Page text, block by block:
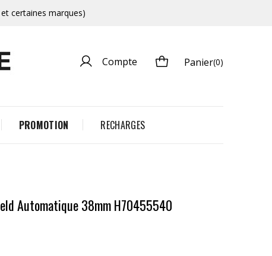
certaines marques)
Compte Panier(0)
PROMOTION RECHARGES
Automatique 38mm H70455540